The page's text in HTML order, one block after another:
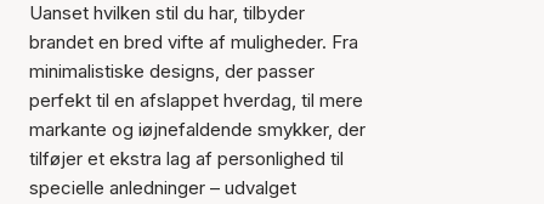
Uanset hvilken stil du har, tilbyder
brandet en bred vifte af muligheder. Fra
minimalistiske designs, der passer
perfekt til en afslappet hverdag, til mere
markante og iøjnefaldende smykker, der
tilføjer et ekstra lag af personlighed til
specielle anledninger – udvalget